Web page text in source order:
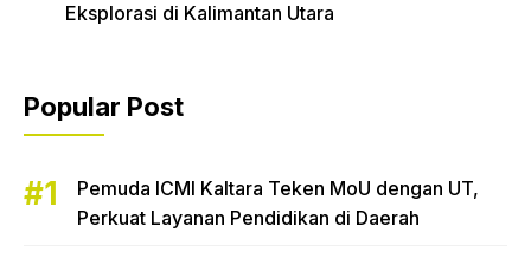
Eksplorasi di Kalimantan Utara
Popular Post
Pemuda ICMI Kaltara Teken MoU dengan UT,
Perkuat Layanan Pendidikan di Daerah